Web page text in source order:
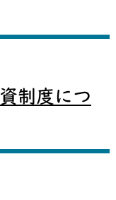
制度につ